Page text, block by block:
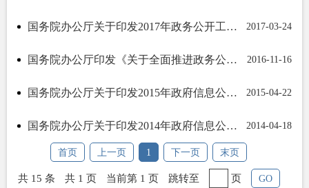
2017-03-24
国务院办公厅关于印发2017年政务公开工作要点的通知
2016-11-16
国务院办公厅印发《关于全面推进政务公开工作的意见》实施细则的通知
2015-04-22
国务院办公厅关于印发2015年政府信息公开工作要点的通知
2014-04-18
国务院办公厅关于印发2014年政府信息公开工作要点的通知
首页 上一页 1 下一页 末页
共 15 条 共 1 页 当前第 1 页 跳转至 页 GO